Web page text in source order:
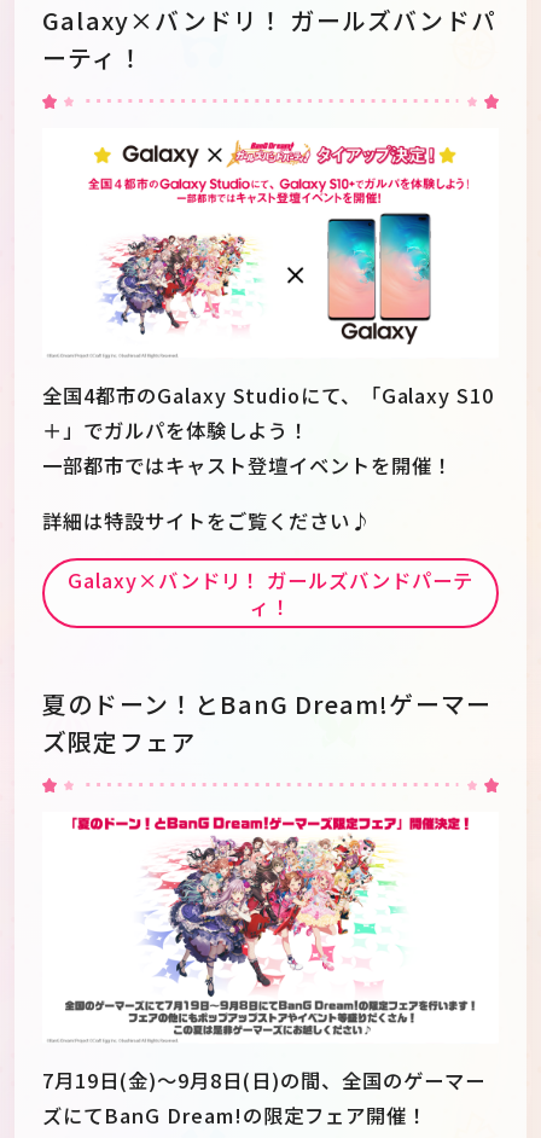
Galaxy×バンドリ！ ガールズバンドパ
ーティ！
全国4都市のGalaxy Studioにて、「Galaxy S10
＋」でガルパを体験しよう！
一部都市ではキャスト登壇イベントを開催！
詳細は特設サイトをご覧ください♪
Galaxy×バンドリ！ ガールズバンドパーテ
ィ！
夏のドーン！とBanG Dream!ゲーマー
ズ限定フェア
7月19日(金)～9月8日(日)の間、全国のゲーマー
ズにてBanG Dream!の限定フェア開催！